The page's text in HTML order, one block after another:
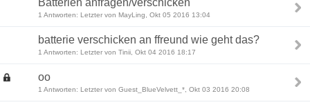
Batterien anfragen/verschicken
1 Antworten: Letzter von MayLing, Okt 05 2016 13:04
batterie verschicken an ffreund wie geht das?
1 Antworten: Letzter von Tinii, Okt 04 2016 18:17
oo
1 Antworten: Letzter von Guest_BlueVelvett_*, Okt 03 2016 20:08